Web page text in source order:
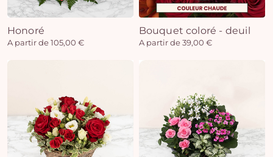
Honoré
A partir de 105,00 €
Bouquet coloré - deuil
A partir de 39,00 €